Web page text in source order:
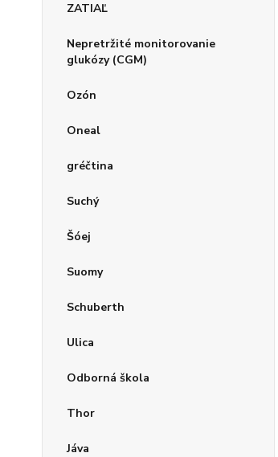
ZATIAĽ
Nepretržité monitorovanie
glukózy (CGM)
Ozón
Oneal
gréčtina
Suchý
Šóej
Suomy
Schuberth
Ulica
Odborná škola
Thor
Jáva